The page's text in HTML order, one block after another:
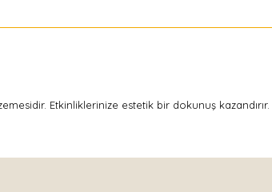
Etkinliklerinize estetik bir dokunuş kazandırır.